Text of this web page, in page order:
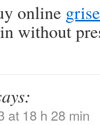
online
without
at 18 h 28 min